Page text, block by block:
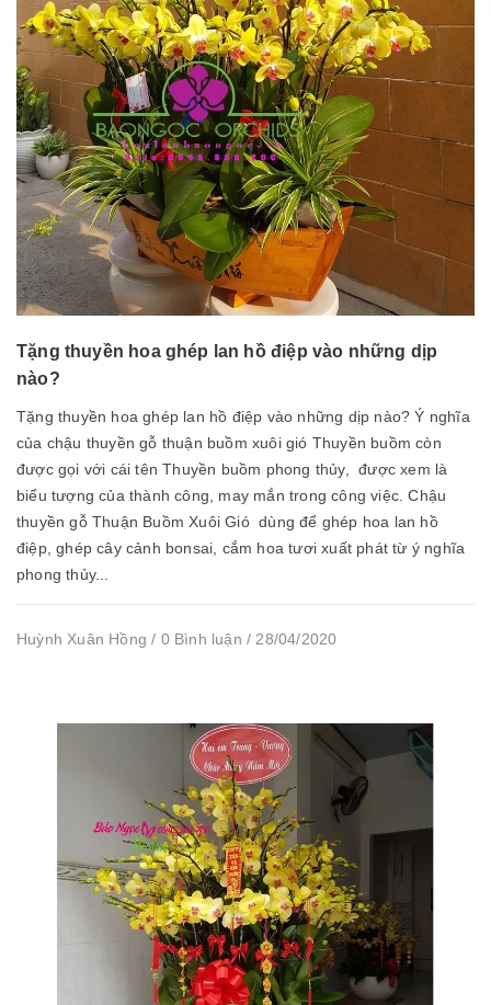
Tặng thuyền hoa ghép lan hồ điệp vào những dịp
nào?
Tặng thuyền hoa ghép lan hồ điệp vào những dịp nào? Ý nghĩa
của chậu thuyền gỗ thuận buồm xuôi gió Thuyền buồm còn
được gọi với cái tên Thuyền buồm phong thủy, được xem là
biểu tượng của thành công, may mắn trong công việc. Chậu
thuyền gỗ Thuận Buồm Xuôi Gió dùng để ghép hoa lan hồ
điệp, ghép cây cảnh bonsai, cắm hoa tươi xuất phát từ ý nghĩa
phong thủy...
Huỳnh Xuân Hồng / 0 Bình luận / 28/04/2020